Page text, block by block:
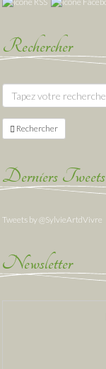
Rechercher
Rechercher
Derniers Tweets
Tweets by @SylvieArtdVivre
Newsletter